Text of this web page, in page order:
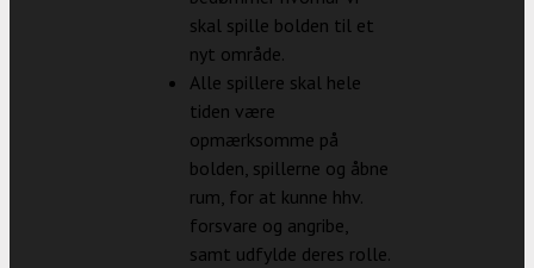
skal spille bolden til et
nyt område.
Alle spillere skal hele
tiden være
opmærksomme på
bolden, spillerne og åbne
rum, for at kunne hhv.
forsvare og angribe,
samt udfylde deres rolle.